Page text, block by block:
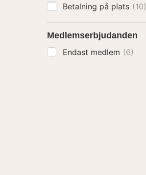
Betalning på plats (10)
Medlemserbjudanden
Endast medlem (6)